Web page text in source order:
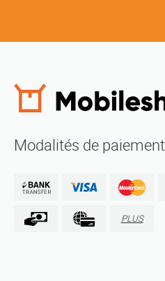
Modalités de paiement
PLUS